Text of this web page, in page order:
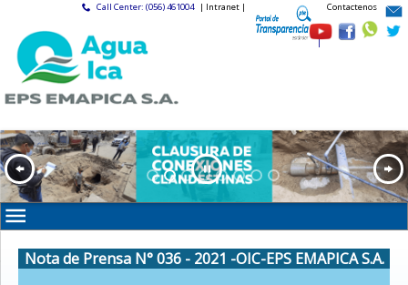
Call Center: (056) 461004 | Intranet |
|
Contactenos
Nota de Prensa N° 036 - 2021 -OIC-EPS EMAPICA S.A.